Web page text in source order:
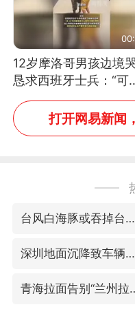
12岁摩洛哥男孩边境
恳求西班牙士兵：“可
可以不要把我遣返回
打开网易新闻
台风白海豚或吞掉台风鲸鱼
深圳地面沉降致车辆损坏系谣言
青海拉